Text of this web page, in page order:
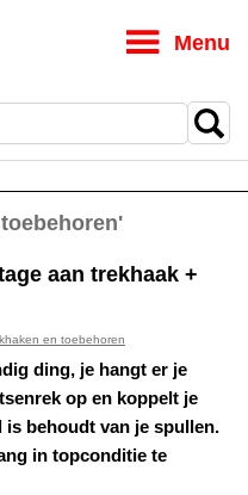
aan trekhaak +
en toebehoren
ding, je hangt er je
op en koppelt je
behoudt van je spullen.
in topconditie te